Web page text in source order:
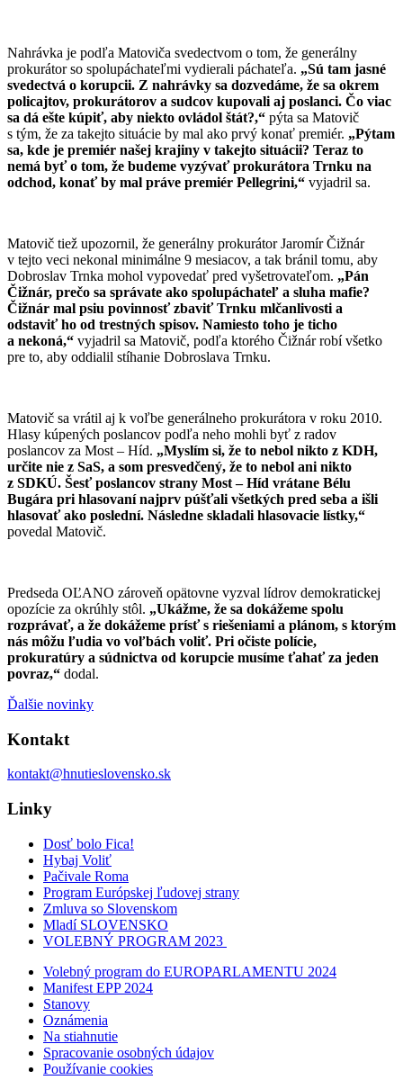
Nahrávka je podľa Matoviča svedectvom o tom, že generálny
prokurátor so spolupáchateľmi vydierali páchateľa. „Sú tam jasné
svedectvá o korupcii. Z nahrávky sa dozvedáme, že sa okrem
policajtov, prokurátorov a sudcov kupovali aj poslanci. Čo viac
sa dá ešte kúpiť, aby niekto ovládol štát?,“ pýta sa Matovič
s tým, že za takejto situácie by mal ako prvý konať premiér. „Pýtam
sa, kde je premiér našej krajiny v takejto situácii? Teraz to
nemá byť o tom, že budeme vyzývať prokurátora Trnku na
odchod, konať by mal práve premiér Pellegrini,“ vyjadril sa.
Matovič tiež upozornil, že generálny prokurátor Jaromír Čižnár
v tejto veci nekonal minimálne 9 mesiacov, a tak bránil tomu, aby
Dobroslav Trnka mohol vypovedať pred vyšetrovateľom. „Pán
Čižnár, prečo sa správate ako spolupáchateľ a sluha mafie?
Čižnár mal psiu povinnosť zbaviť Trnku mlčanlivosti a
odstaviť ho od trestných spisov. Namiesto toho je ticho
a nekoná,“ vyjadril sa Matovič, podľa ktorého Čižnár robí všetko
pre to, aby oddialil stíhanie Dobroslava Trnku.
Matovič sa vrátil aj k voľbe generálneho prokurátora v roku 2010.
Hlasy kúpených poslancov podľa neho mohli byť z radov
poslancov za Most – Híd. „Myslím si, že to nebol nikto z KDH,
určite nie z SaS, a som presvedčený, že to nebol ani nikto
z SDKÚ. Šesť poslancov strany Most – Híd vrátane Bélu
Bugára pri hlasovaní najprv púšťali všetkých pred seba a išli
hlasovať ako poslední. Následne skladali hlasovacie lístky,“
povedal Matovič.
Predseda OĽANO zároveň opätovne vyzval lídrov demokratickej
opozície za okrúhly stôl. „Ukážme, že sa dokážeme spolu
rozprávať, a že dokážeme prísť s riešeniami a plánom, s ktorým
nás môžu ľudia vo voľbách voliť. Pri očiste polície,
prokuratúry a súdnictva od korupcie musíme ťahať za jeden
povraz,“ dodal.
Ďalšie novinky
Kontakt
kontakt@hnutieslovensko.sk
Linky
Dosť bolo Fica!
Hybaj Voliť
Pačivale Roma
Program Európskej ľudovej strany
Zmluva so Slovenskom
Mladí SLOVENSKO
VOLEBNÝ PROGRAM 2023
Volebný program do EUROPARLAMENTU 2024
Manifest EPP 2024
Stanovy
Oznámenia
Na stiahnutie
Spracovanie osobných údajov
Používanie cookies